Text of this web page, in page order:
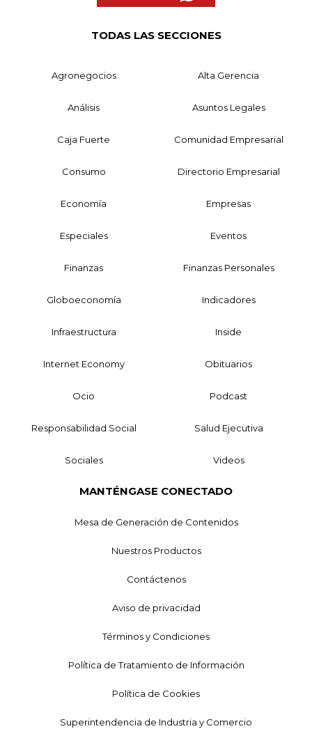
TODAS LAS SECCIONES
Agronegocios Alta Gerencia
Análisis Asuntos Legales
Caja Fuerte Comunidad Empresarial
Consumo Directorio Empresarial
Economía Empresas
Especiales Eventos
Finanzas Finanzas Personales
Globoeconomía Indicadores
Infraestructura Inside
Internet Economy Obituarios
Ocio Podcast
Responsabilidad Social Salud Ejecutiva
Sociales Videos
MANTÉNGASE CONECTADO
Mesa de Generación de Contenidos
Nuestros Productos
Contáctenos
Aviso de privacidad
Términos y Condiciones
Política de Tratamiento de Información
Política de Cookies
Superintendencia de Industria y Comercio